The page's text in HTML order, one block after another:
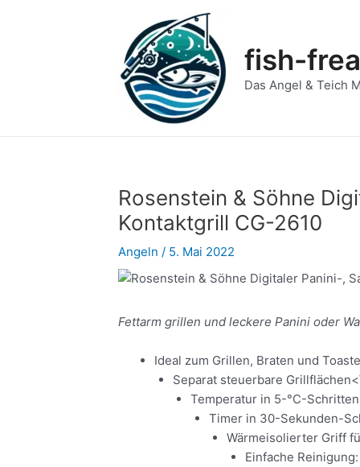
fish-
Das Angel & Teich
Rosenstein & Söhne
Kontaktgrill CG-2610
Angeln / 5. Mai 2022
Fettarm grillen und leckere Panini oder
Ideal zum Grillen, Braten und
Separat steuerbare
Temperatur in 5-°C-
Timer in 30-Sekunden-
Wärmeisolierter Griff
Einfache
navigation